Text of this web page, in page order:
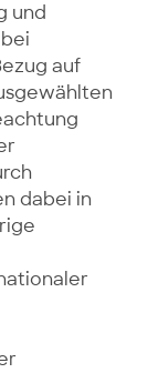
und
auf
dabei in